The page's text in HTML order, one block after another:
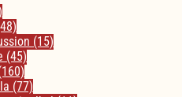
(15)
(45)
(77)